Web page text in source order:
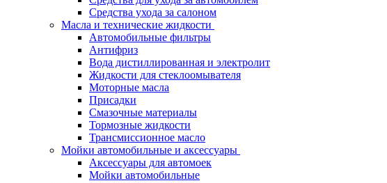
Средства ухода за салоном
Масла и технические жидкости
Автомобильные фильтры
Антифриз
Вода дистиллированная и электролит
Жидкости для стеклоомывателя
Моторные масла
Присадки
Смазочные материалы
Тормозные жидкости
Трансмиссионное масло
Мойки автомобильные и аксессуары
Аксессуары для автомоек
Мойки автомобильные